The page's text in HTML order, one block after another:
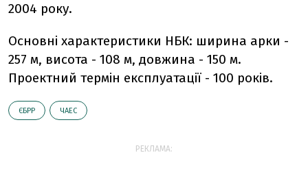
2004 року.
Основні характеристики НБК: ширина арки -
257 м, висота - 108 м, довжина - 150 м.
Проектний термін експлуатації - 100 років.
ЄБРР ЧАЕС
РЕКЛАМА: